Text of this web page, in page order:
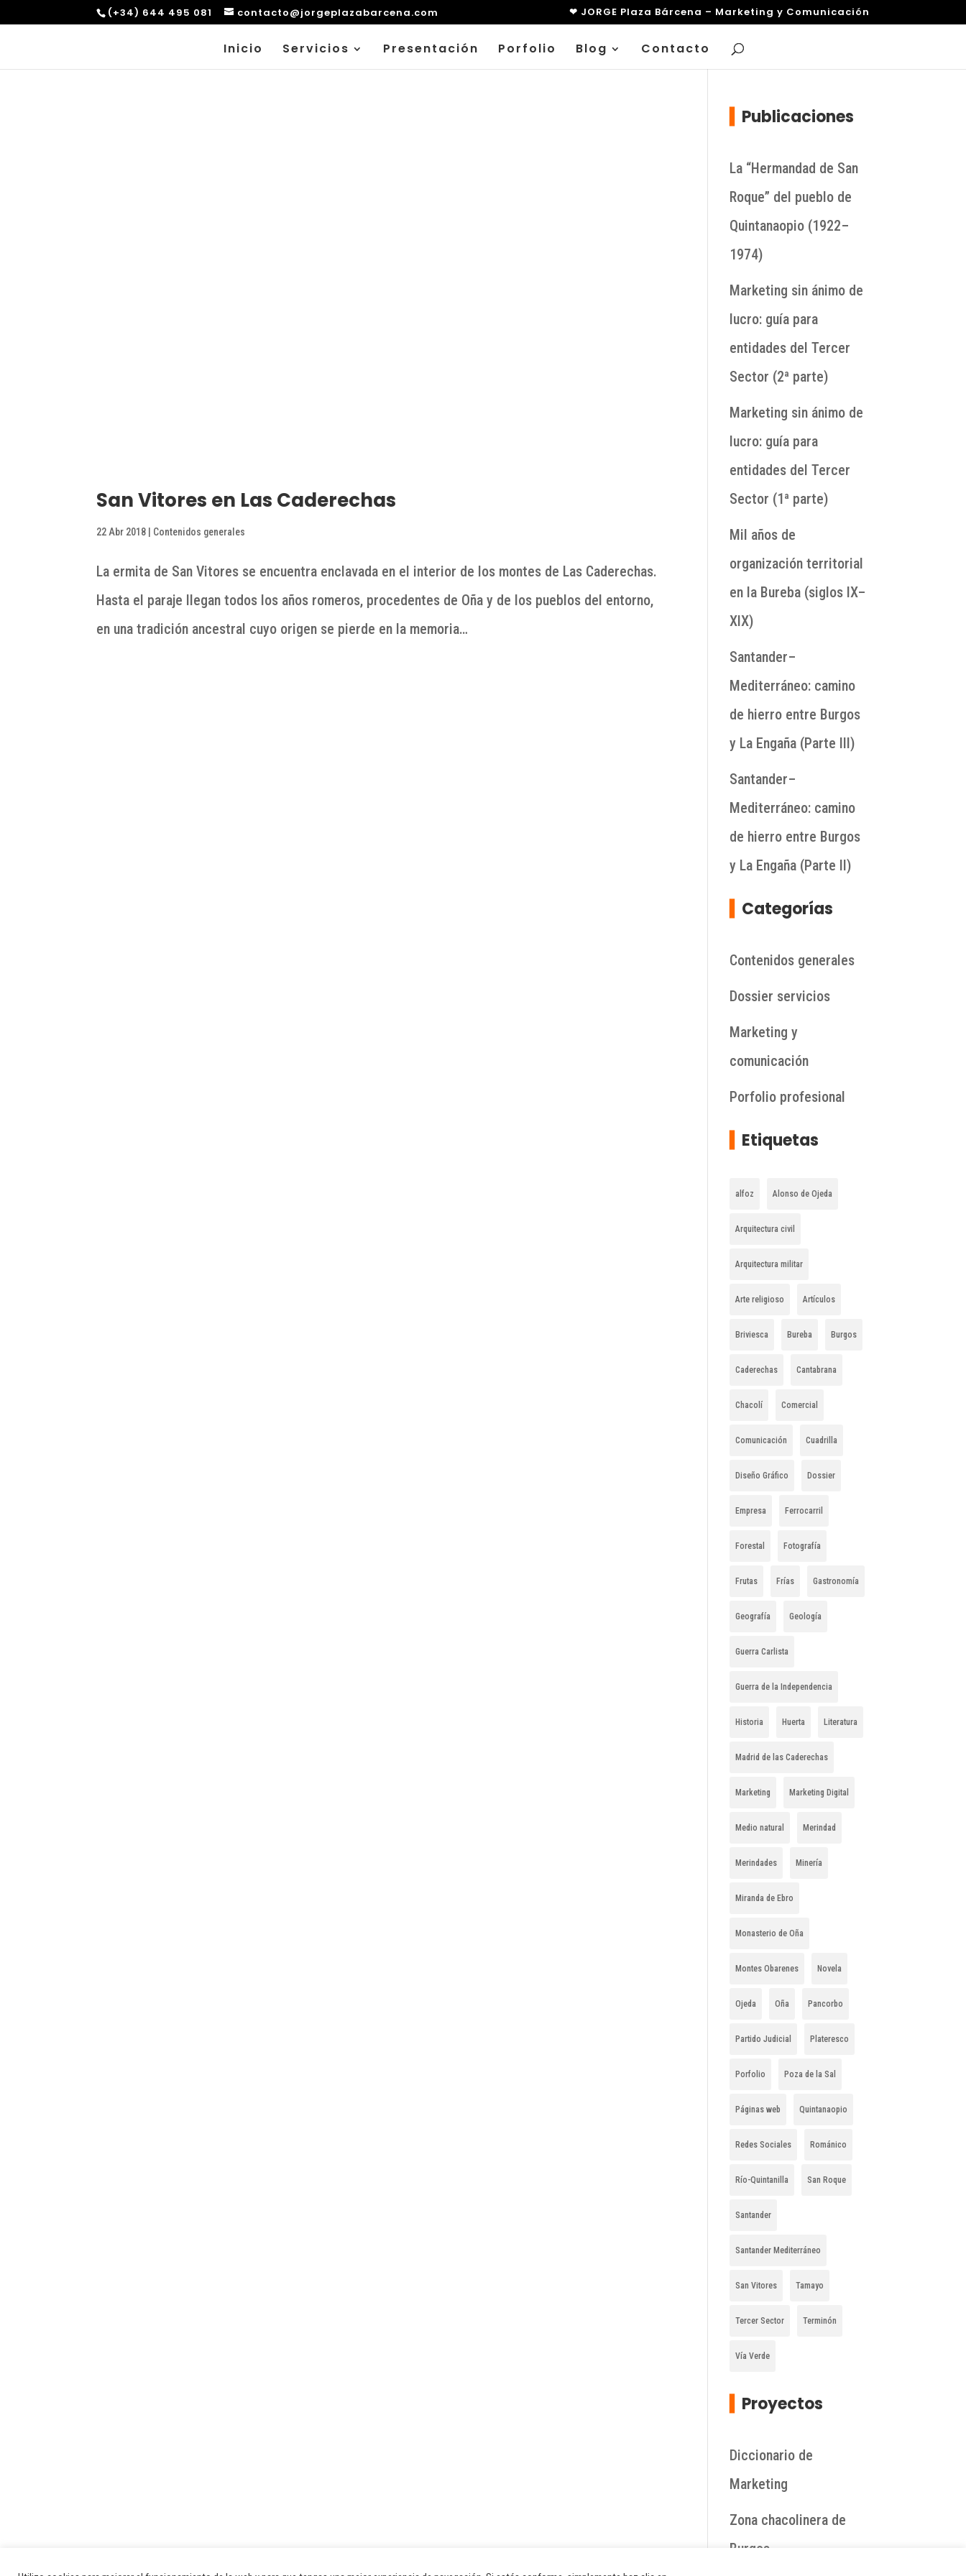
(+34) 644 495 081 contacto@jorgeplazabarcena.com ❤ JORGE Plaza Bárcena – Marketing y Comunicación
Inicio Servicios Presentación Porfolio Blog Contacto
San Vitores en Las Caderechas
22 Abr 2018 Contenidos generales
La ermita de San Vitores se encuentra enclavada en el interior de los montes de Las Caderechas.
Hasta el paraje llegan todos los años romeros, procedentes de Oña y de los pueblos del entorno,
en una tradición ancestral cuyo origen se pierde en la memoria…
Publicaciones
La “Hermandad de San
Roque” del pueblo de
Quintanaopio (1922–
1974)
Marketing sin ánimo de
lucro: guía para
entidades del Tercer
Sector (2ª parte)
Marketing sin ánimo de
lucro: guía para
entidades del Tercer
Sector (1ª parte)
Mil años de
organización territorial
en la Bureba (siglos IX–
XIX)
Santander–
Mediterráneo: camino
de hierro entre Burgos
y La Engaña (Parte III)
Santander–
Mediterráneo: camino
de hierro entre Burgos
y La Engaña (Parte II)
Categorías
Contenidos generales
Dossier servicios
Marketing y
comunicación
Porfolio profesional
Etiquetas
alfoz Alonso de Ojeda
Arquitectura civil
Arquitectura militar
Arte religioso Artículos
Briviesca Bureba Burgos
Caderechas Cantabrana
Chacolí Comercial
Comunicación Cuadrilla
Diseño Gráfico Dossier
Empresa Ferrocarril
Forestal Fotografía
Frutas Frías Gastronomía
Geografía Geología
Guerra Carlista
Guerra de la Independencia
Historia Huerta Literatura
Madrid de las Caderechas
Marketing Marketing Digital
Medio natural Merindad
Merindades Minería
Miranda de Ebro
Monasterio de Oña
Montes Obarenes Novela
Ojeda Oña Pancorbo
Partido Judicial Plateresco
Porfolio Poza de la Sal
Páginas web Quintanaopio
Redes Sociales Románico
Río-Quintanilla San Roque
Santander
Santander Mediterráneo
San Vitores Tamayo
Tercer Sector Terminón
Vía Verde
Proyectos
Diccionario de
Marketing
Zona chacolinera de
Burgos